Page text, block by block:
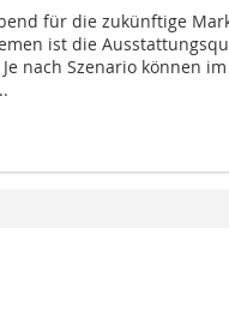
für die zukünftige
ist die
nach Szenario können